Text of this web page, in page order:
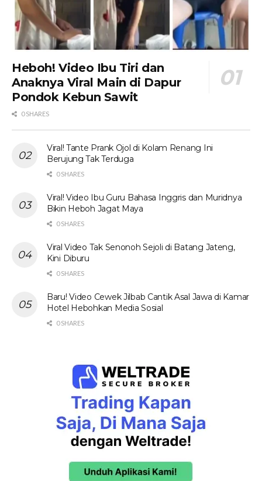
Heboh! Video Ibu Tiri dan
Anaknya Viral Main di Dapur
Pondok Kebun Sawit
0 SHARES
Viral! Tante Prank Ojol di Kolam Renang Ini
Berujung Tak Terduga
0 SHARES
Viral! Video Ibu Guru Bahasa Inggris dan Muridnya
Bikin Heboh Jagat Maya
0 SHARES
Viral Video Tak Senonoh Sejoli di Batang Jateng,
Kini Diburu
0 SHARES
Baru! Video Cewek Jilbab Cantik Asal Jawa di Kamar
Hotel Hebohkan Media Sosial
0 SHARES